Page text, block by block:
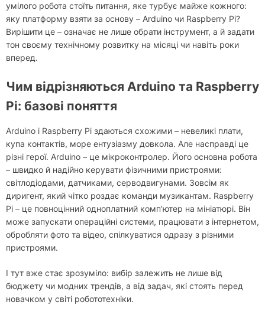
умілого робота стоїть питання, яке турбує майже кожного:
яку платформу взяти за основу – Arduino чи Raspberry Pi?
Вирішити це – означає не лише обрати інструмент, а й задати
тон своєму технічному розвитку на місяці чи навіть роки
вперед.
Чим відрізняються Arduino та Raspberry
Pi: базові поняття
Arduino і Raspberry Pi здаються схожими – невеликі плати,
купа контактів, море ентузіазму довкола. Але насправді це
різні герої. Arduino – це мікроконтролер. Його основна робота
– швидко й надійно керувати фізичними пристроями:
світлодіодами, датчиками, серводвигунами. Зовсім як
диригент, який чітко роздає команди музикантам. Raspberry
Pi – це повноцінний одноплатний комп’ютер на мініатюрі. Він
може запускати операційні системи, працювати з інтернетом,
обробляти фото та відео, спілкуватися одразу з різними
пристроями.
І тут вже стає зрозуміло: вибір залежить не лише від
бюджету чи модних трендів, а від задач, які стоять перед
новачком у світі робототехніки.